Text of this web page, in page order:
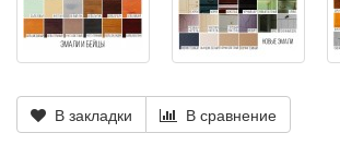
В закладки В сравнение